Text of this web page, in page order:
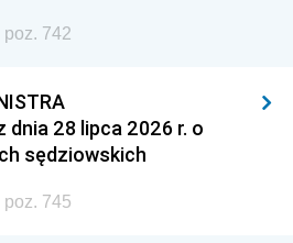
poz. 742
dnia 28 lipca 2026 r. o
sędziowskich
745